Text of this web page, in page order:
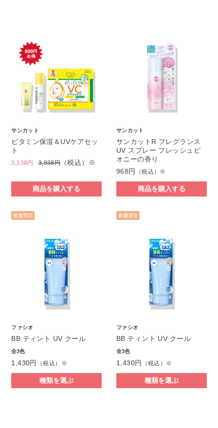
サンカット
ビタミン保湿＆UVケアセッ
ト
3,138円 3,938円 （税込）※
商品を購入する
サンカット
サンカットR フレグランス
UV スプレー フレッシュピ
オニーの香り
968円
（税込）※
商品を購入する
ファシオ
BB ティント UV クール
全3色
1,430円 （税込）※
種類を選ぶ
ファシオ
BB ティント UV クール
全3色
1,430円 （税込）※
種類を選ぶ